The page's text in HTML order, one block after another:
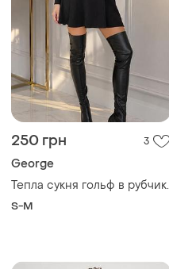
250 грн 3
George
Тепла сукня гольф в рубчик.
S-M